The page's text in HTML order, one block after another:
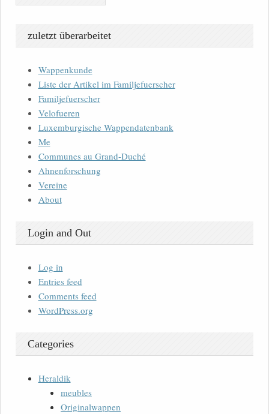
zuletzt überarbeitet
Wappenkunde
Liste der Artikel im Familjefuerscher
Familjefuerscher
Velofueren
Luxemburgische Wappendatenbank
Me
Communes au Grand-Duché
Ahnenforschung
Vereine
About
Login and Out
Log in
Entries feed
Comments feed
WordPress.org
Categories
Heraldik
meubles
Originalwappen